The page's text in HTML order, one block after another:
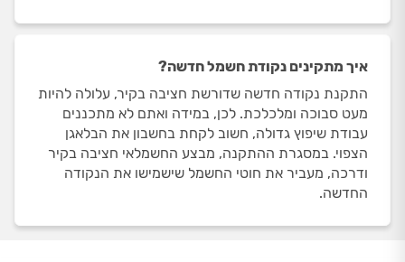
איך מתקינים נקודת חשמל חדשה?
התקנת נקודה חדשה שדורשת חציבה בקיר, עלולה להיות
מעט סבוכה ומלכלכת. לכן, במידה ואתם לא מתכננים
עבודת שיפוץ גדולה, חשוב לקחת בחשבון את הבלאגן
הצפוי. במסגרת ההתקנה, מבצע החשמלאי חציבה בקיר
ודרכה, מעביר את חוטי החשמל שישמישו את הנקודה
החדשה.